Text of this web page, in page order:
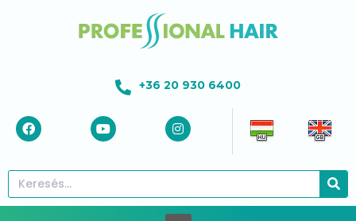
+36 20 930 6400